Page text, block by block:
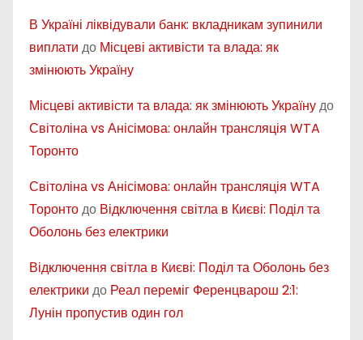
В Україні ліквідували банк: вкладникам зупинили
виплати до Місцеві активісти та влада: як
змінюють Україну
Місцеві активісти та влада: як змінюють Українудо
Світоліна vs Анісімова: онлайн трансляція WTA
Торонто
Світоліна vs Анісімова: онлайн трансляція WTA
Торонтодо Відключення світла в Києві: Поділ та
Оболонь без електрики
Відключення світла в Києві: Поділ та Оболонь без
електрики до Реал переміг Ференцварош 2:1:
Лунін пропустив один гол